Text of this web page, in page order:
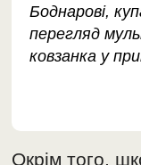
Боднарові,
перегляд
ковзанка у
Окрім того,